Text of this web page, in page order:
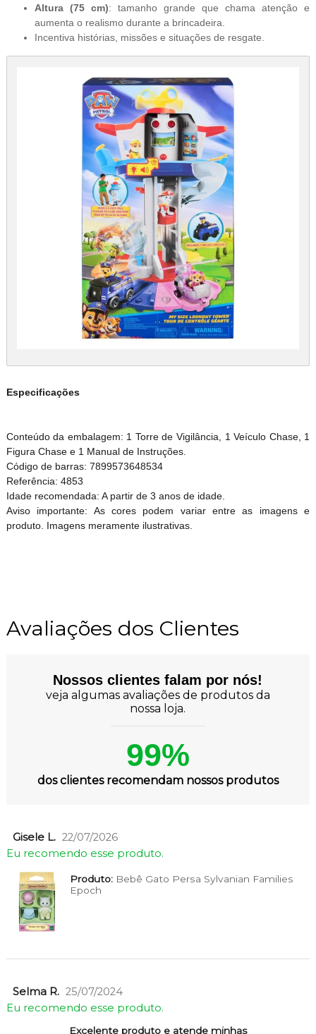
Altura (75 cm): tamanho grande que chama atenção e
aumenta o realismo durante a brincadeira.
Incentiva histórias, missões e situações de resgate.
Especificações
Conteúdo da embalagem: 1 Torre de Vigilância, 1 Veículo Chase, 1
Figura Chase e 1 Manual de Instruções.
Código de barras: 7899573648534
Referência: 4853
Idade recomendada: A partir de 3 anos de idade.
Aviso importante: As cores podem variar entre as imagens e
produto. Imagens meramente ilustrativas.
Avaliações dos Clientes
Nossos clientes falam por nós!
veja algumas avaliações de produtos da
nossa loja.
99%
dos clientes recomendam nossos produtos
Gisele L. 22/07/2026
Eu recomendo esse produto.
Produto:Bebê Gato Persa Sylvanian Families
Epoch
Selma R. 25/07/2024
Eu recomendo esse produto.
Excelente produto e atende minhas